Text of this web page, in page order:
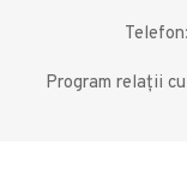
Telefon
Program relații